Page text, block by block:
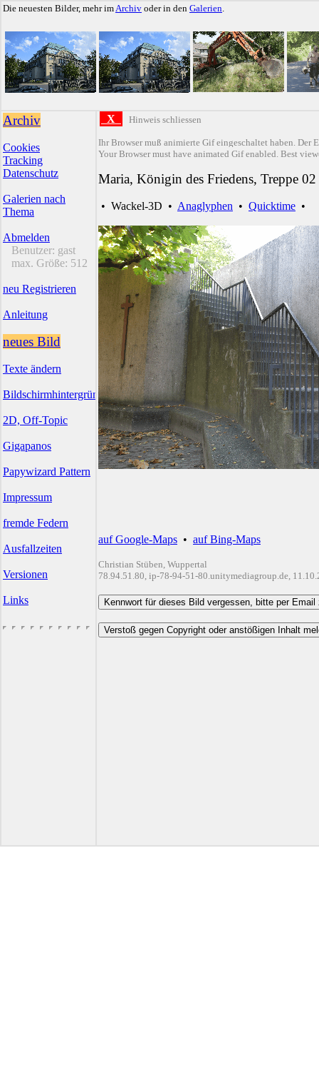
Die neuesten Bilder, mehr imArchiv oder in den Galerien.
Archiv
Cookies
Tracking
Datenschutz
Galerien nach
Thema
Abmelden
Benutzer: gast
max. Größe: 512
neu Registrieren
Anleitung
neues Bild
Texte ändern
Bildschirmhintergründe
2D, Off-Topic
Gigapanos
Papywizard Pattern
Impressum
fremde Federn
Ausfallzeiten
Versionen
Links
X Hinweis schliessen
Ihr Browser muß animierte Gif eingeschaltet haben. Der
Your Browser must have animated Gif enabled. Best
Maria, Königin des Friedens, Treppe 02
• Wackel-3D • Anaglyphen • Quicktime •
auf Google-Maps • auf Bing-Maps
Christian Stüben, Wuppertal
78.94.51.80, ip-78-94-51-80.unitymediagroup.de,